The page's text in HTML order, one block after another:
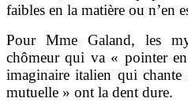
faibles en la matière ou n’en
Pour Mme Galand, les
chômeur qui va « pointer
imaginaire italien qui
mutuelle » ont la dent dure.